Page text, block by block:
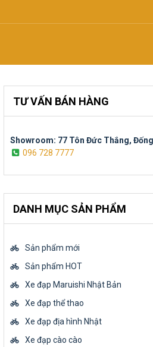
TƯ VẤN BÁN HÀNG
Showroom: 77 Tôn Đức Thắng,
096 728 7777
DANH MỤC SẢN PHẨM
Sản phẩm mới
Sản phẩm HOT
Xe đạp Maruishi Nhật Bản
Xe đạp thể thao
Xe đạp địa hình Nhật
Xe đạp cào cào